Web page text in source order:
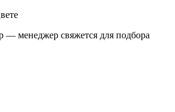
— менеджер свяжется для подбора